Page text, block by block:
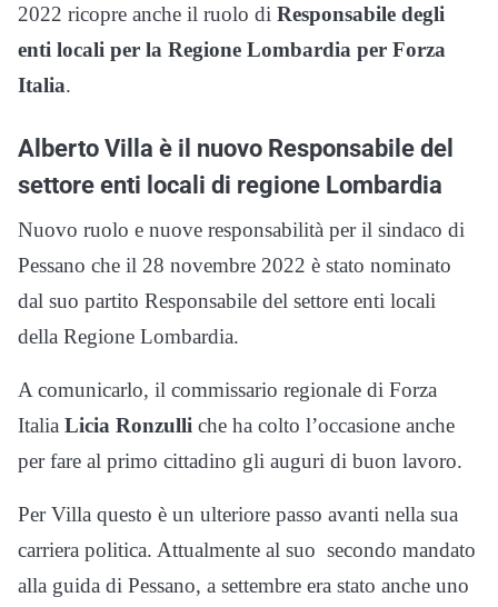
2022 ricopre anche il ruolo di Responsabile degli
enti locali per la Regione Lombardia per Forza
Italia.
Alberto Villa è il nuovo Responsabile del
settore enti locali di regione Lombardia
Nuovo ruolo e nuove responsabilità per il sindaco di
Pessano che il 28 novembre 2022 è stato nominato
dal suo partito Responsabile del settore enti locali
della Regione Lombardia.
A comunicarlo, il commissario regionale di Forza
Italia Licia Ronzulli che ha colto l’occasione anche
per fare al primo cittadino gli auguri di buon lavoro.
Per Villa questo è un ulteriore passo avanti nella sua
carriera politica. Attualmente al suo secondo mandato
alla guida di Pessano, a settembre era stato anche uno